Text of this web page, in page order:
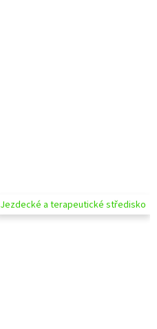
Jezdecké a terapeutické středisko